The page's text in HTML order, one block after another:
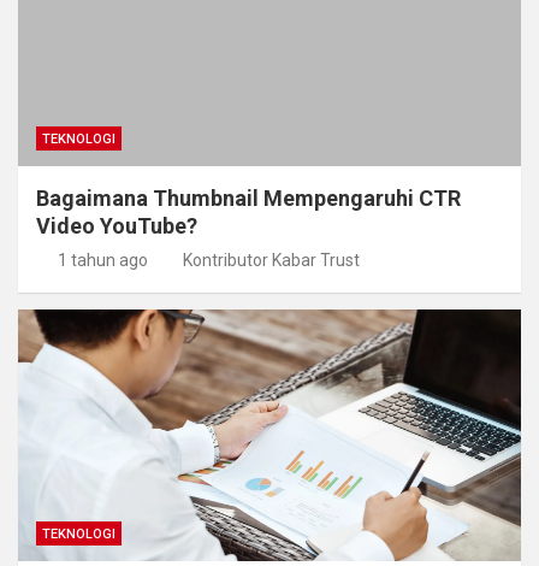
TEKNOLOGI
Bagaimana Thumbnail Mempengaruhi CTR
Video YouTube?
1 tahun ago Kontributor Kabar Trust
TEKNOLOGI